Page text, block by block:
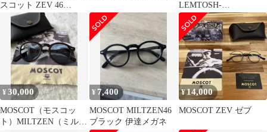
スコット ZEV 46
BKGSG Ⅻ JPNLTD
LEMTOSH-
MP■EXCLUSIVE●46 ■
別注
¥30,000
MOSCOT（モスコッ
ト）MILTZEN（ミルツ
¥ 7,400
MOSCOT MILTZEN46
ブラック 伊達メガネ
¥14,000
MOSCOT ZEV ゼブ